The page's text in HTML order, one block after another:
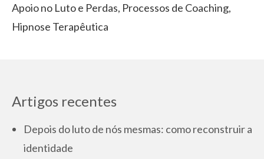
Apoio no Luto e Perdas, Processos de Coaching,
Hipnose Terapêutica
Artigos recentes
Depois do luto de nós mesmas: como reconstruir a
identidade